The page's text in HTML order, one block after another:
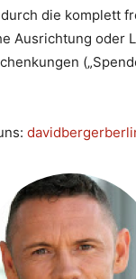
die komplett
Ausrichtung oder